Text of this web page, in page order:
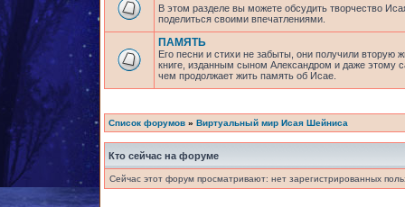
В этом разделе вы можете обсудить творчество
поделиться своими впечатлениями.
ПАМЯТЬ
Его песни и стихи не забыты, они получили вторую
книге, изданным сыном Александром и даже этому
чем продолжает жить память об Исае.
Список форумов » Виртуальный мир Исая Шейниса
Кто сейчас на форуме
Сейчас этот форум просматривают: нет зарегистрированных